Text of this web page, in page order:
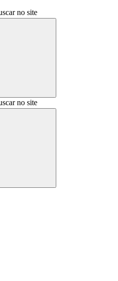
no site
no site